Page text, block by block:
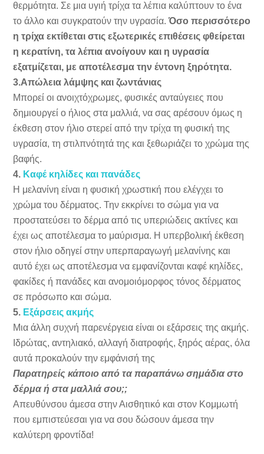
θερμότητα. Σε μια υγιή τρίχα τα λέπια καλύπτουν το ένα
το άλλο και συγκρατούν την υγρασία.Όσο περισσότερο
η τρίχα εκτίθεται στις εξωτερικές επιθέσεις φθείρεται
η κερατίνη, τα λέπια ανοίγουν και η υγρασία
εξατμίζεται, με αποτέλεσμα την έντονη ξηρότητα.
3.Απώλεια λάμψης και ζωντάνιας
Μπορεί οι ανοιχτόχρωμες, φυσικές ανταύγειες που
δημιουργεί ο ήλιος στα μαλλιά, να σας αρέσουν όμως η
έκθεση στον ήλιο στερεί από την τρίχα τη φυσική της
υγρασία, τη στιλπνότητά της και ξεθωριάζει το χρώμα της
βαφής.
4. Καφέ κηλίδες και πανάδες
Η μελανίνη είναι η φυσική χρωστική που ελέγχει το
χρώμα του δέρματος. Την εκκρίνει το σώμα για να
προστατεύσει το δέρμα από τις υπεριώδεις ακτίνες και
έχει ως αποτέλεσμα το μαύρισμα. Η υπερβολική έκθεση
στον ήλιο οδηγεί στην υπερπαραγωγή μελανίνης και
αυτό έχει ως αποτέλεσμα να εμφανίζονται καφέ κηλίδες,
φακίδες ή πανάδες και ανομοιόμορφος τόνος δέρματος
σε πρόσωπο και σώμα.
5. Εξάρσεις ακμής
Μια άλλη συχνή παρενέργεια είναι οι εξάρσεις της ακμής.
Ιδρώτας, αντηλιακό, αλλαγή διατροφής, ξηρός αέρας, όλα
αυτά προκαλούν την εμφάνισή της
Παρατηρείς κάποιο από τα παραπάνω σημάδια στο
δέρμα ή στα μαλλιά σου;;
Απευθύνσου άμεσα στην Αισθητικό και στον Κομμωτή
που εμπιστεύεσαι για να σου δώσουν άμεσα την
καλύτερη φροντίδα!